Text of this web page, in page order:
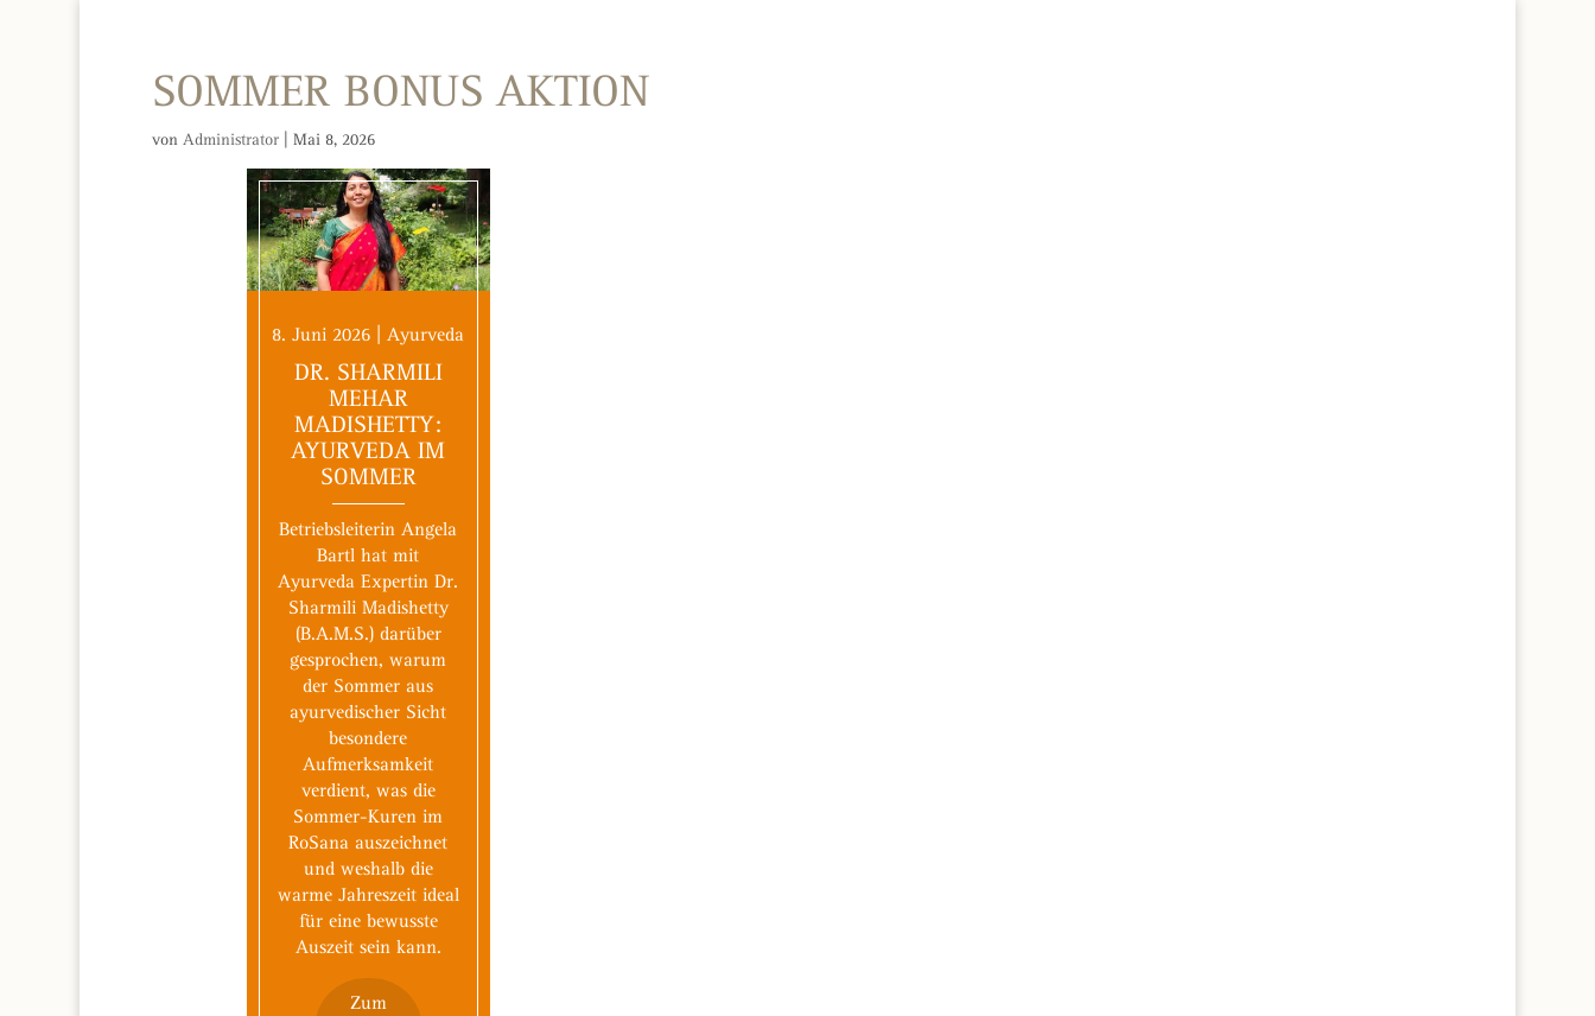
SOMMER BONUS AKTION
von Administrator| Mai 8, 2026
8. Juni 2026 | Ayurveda
DR. SHARMILI
MEHAR
MADISHETTY:
AYURVEDA IM
SOMMER
Betriebsleiterin Angela
Bartl hat mit
Ayurveda Expertin Dr.
Sharmili Madishetty
(B.A.M.S.) darüber
gesprochen, warum
der Sommer aus
ayurvedischer Sicht
besondere
Aufmerksamkeit
verdient, was die
Sommer-Kuren im
RoSana auszeichnet
und weshalb die
warme Jahreszeit ideal
für eine bewusste
Auszeit sein kann.
Zum